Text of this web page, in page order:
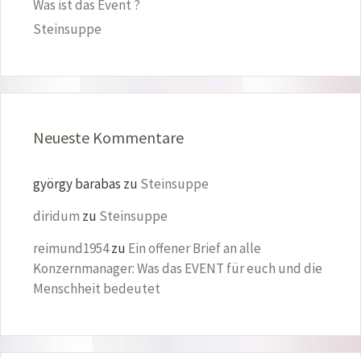
Was ist das Event ?
Steinsuppe
Neueste Kommentare
györgy barabas zu Steinsuppe
diridum zu Steinsuppe
reimund1954zu Ein offener Brief an alle
Konzernmanager: Was das EVENT für euch und die
Menschheit bedeutet